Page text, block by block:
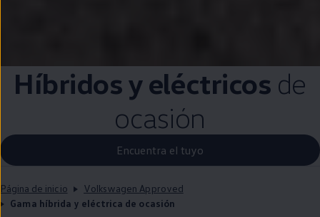
Híbridos yeléctricos de
ocasión
Encuentra el tuyo
Página de inicio
Volkswagen Approved
Gama híbrida y eléctrica de ocasión